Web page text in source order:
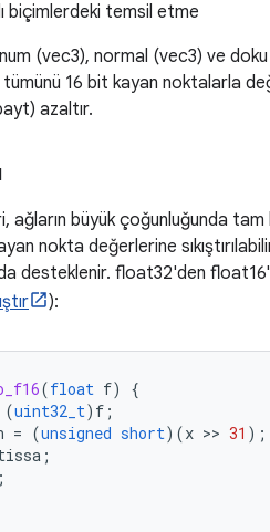
biçimlerdeki temsil etme
(vec3), normal (vec3) ve
tümünü 16 bit kayan noktalarla
azaltır.
ağların büyük çoğunluğunda
nokta değerlerine
desteklenir. float32'den
):
(float f)
{
(uint32_t) f ;
= (unsigned short)(x >> 31 );
;
;